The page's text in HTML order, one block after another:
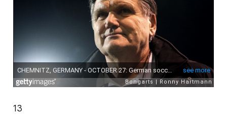
13